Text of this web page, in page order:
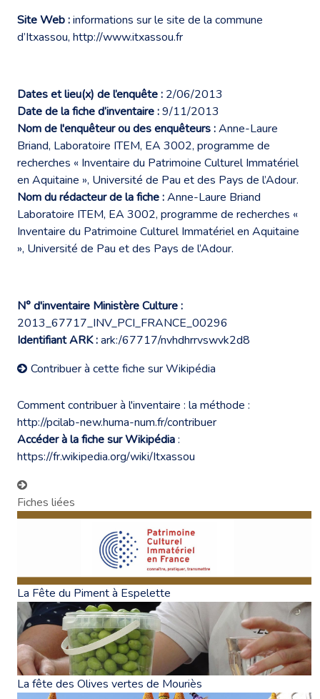
Site Web :informations sur le site de la commune
d’Itxassou, http://www.itxassou.fr
Dates et lieu(x) de l’enquête : 2/06/2013
Date de la fiche d’inventaire :9/11/2013
Nom de l'enquêteur ou des enquêteurs :Anne-Laure
Briand, Laboratoire ITEM, EA 3002, programme de
recherches « Inventaire du Patrimoine Culturel Immatériel
en Aquitaine », Université de Pau et des Pays de l’Adour.
Nom du rédacteur de la fiche :Anne-Laure Briand
Laboratoire ITEM, EA 3002, programme de recherches «
Inventaire du Patrimoine Culturel Immatériel en Aquitaine
», Université de Pau et des Pays de l’Adour.
N° d'inventaire Ministère Culture :
2013_67717_INV_PCI_FRANCE_00296
Identifiant ARK :ark:/67717/nvhdhrrvswvk2d8
Contribuer à cette fiche sur Wikipédia
Comment contribuer à l'inventaire : la méthode :
http://pcilab-new.huma-num.fr/contribuer
Accéder à la fiche sur Wikipédia:
https://fr.wikipedia.org/wiki/Itxassou
Fiches liées
La Fête du Piment à Espelette
La fête des Olives vertes de Mouriès